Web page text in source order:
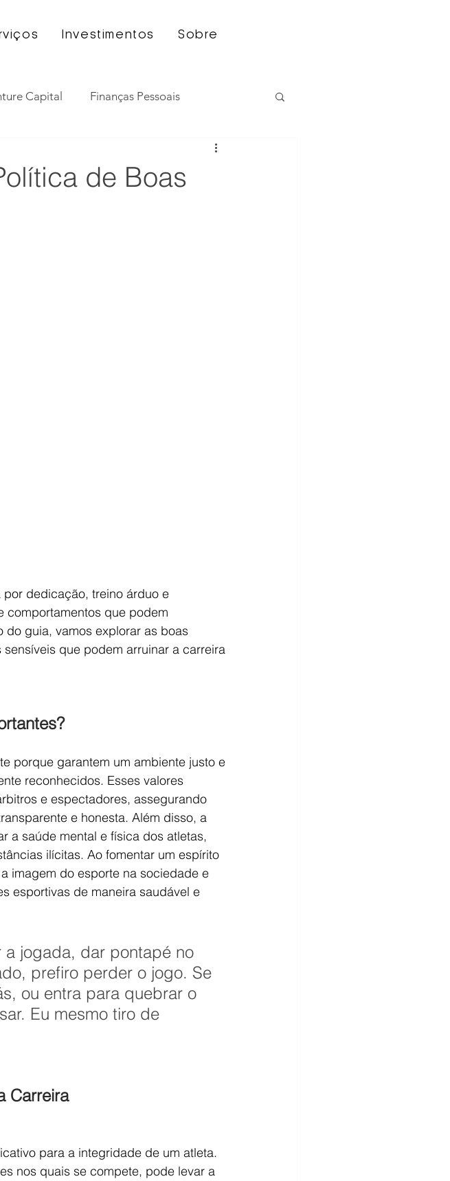
Investimentos Sobre
Capital Finanças Pessoais
de Boas
dedicação, treino árduo e
comportamentos que podem
do guia, vamos explorar as boas
que podem arruinar a carreira
porque garantem um ambiente justo e
reconhecidos. Esses valores
e espectadores, assegurando
e honesta. Além disso, a
a saúde mental e física dos atletas,
ilícitas. Ao fomentar um espírito
imagem do esporte na sociedade e
esportivas de maneira saudável e
a jogada, dar pontapé no
prefiro perder o jogo. Se
ou entra para quebrar o
Eu mesmo tiro de
Carreira
para a integridade de um atleta.
nos quais se compete, pode levar a